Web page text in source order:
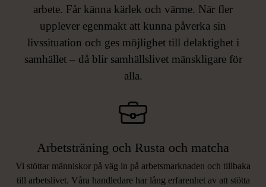
arbete. Får känna kärlek och värme. När fler
upplever egenmakt att kunna påverka sin
livssituation och ges möjlighet till delaktighet i
samhället – då blir samhällslivet mänskligare för
alla.
Arbetsträning och Rusta och matcha
Vi stöttar människor på väg in på arbetsmarknaden och tillbaka
till arbetslivet. Våra handledare har lång erfarenhet av att stötta